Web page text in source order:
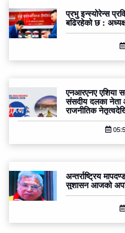
प्रभु इन्स्योरेन्स
बढिरहेको छ :
एनआरएनए एशिया
संसदीय दलका नेता
राजनीतिक
अन्तर्राष्ट्रिय
सुशासन आजको